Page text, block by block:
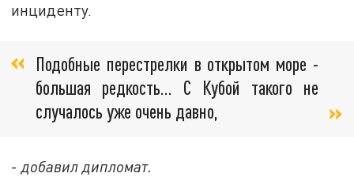
инциденту.
Подобные перестрелки в открытом море -
большая редкость… С Кубой такого не
случалось уже очень давно,
- добавил дипломат.